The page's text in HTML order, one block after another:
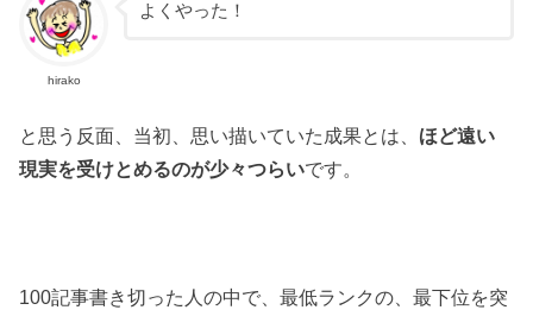
hirako
よくやった！
と思う反面、当初、思い描いていた成果とは、 ほど遠い
現実を受けとめるのが少々つらいです。
100記事書き切った人の中で、最低ランクの、最下位を突